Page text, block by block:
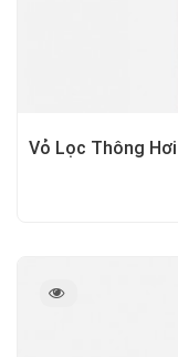
Vỏ Lọc Thông